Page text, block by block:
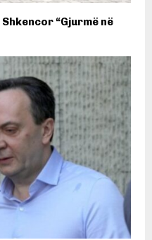
Shkencor “Gjurmë në